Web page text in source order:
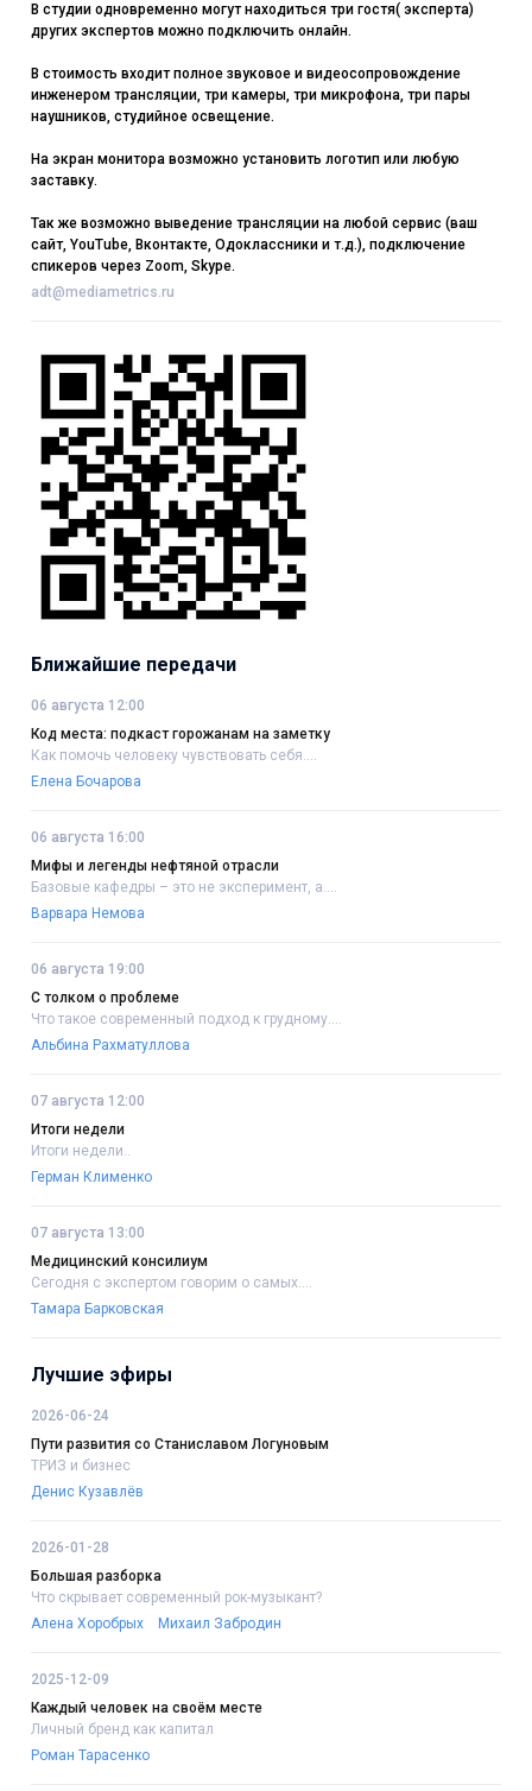
В студии одновременно могут находиться три гостя( эксперта)
других экспертов можно подключить онлайн.
В стоимость входит полное звуковое и видеосопровождение
инженером трансляции, три камеры, три микрофона, три пары
наушников, студийное освещение.
На экран монитора возможно установить логотип или любую
заставку.
Так же возможно выведение трансляции на любой сервис (ваш
сайт, YouTube, Вконтакте, Одоклассники и т.д.), подключение
спикеров через Zoom, Skype.
adt@mediametrics.ru
Ближайшие передачи
06 августа 12:00
Код места: подкаст горожанам на заметку
Как помочь человеку чувствовать себя....
Елена Бочарова
06 августа 16:00
Мифы и легенды нефтяной отрасли
Базовые кафедры – это не эксперимент, а....
Варвара Немова
06 августа 19:00
С толком о проблеме
Что такое современный подход к грудному....
Альбина Рахматуллова
07 августа 12:00
Итоги недели
Итоги недели..
Герман Клименко
07 августа 13:00
Медицинский консилиум
Сегодня с экспертом говорим о самых....
Тамара Барковская
Лучшие эфиры
2026-06-24
Пути развития со Станиславом Логуновым
ТРИЗ и бизнес
Денис Кузавлёв
2026-01-28
Большая разборка
Что скрывает современный рок-музыкант?
Алена Хоробрых
Михаил Забродин
2025-12-09
Каждый человек на своём месте
Личный бренд как капитал
Роман Тарасенко